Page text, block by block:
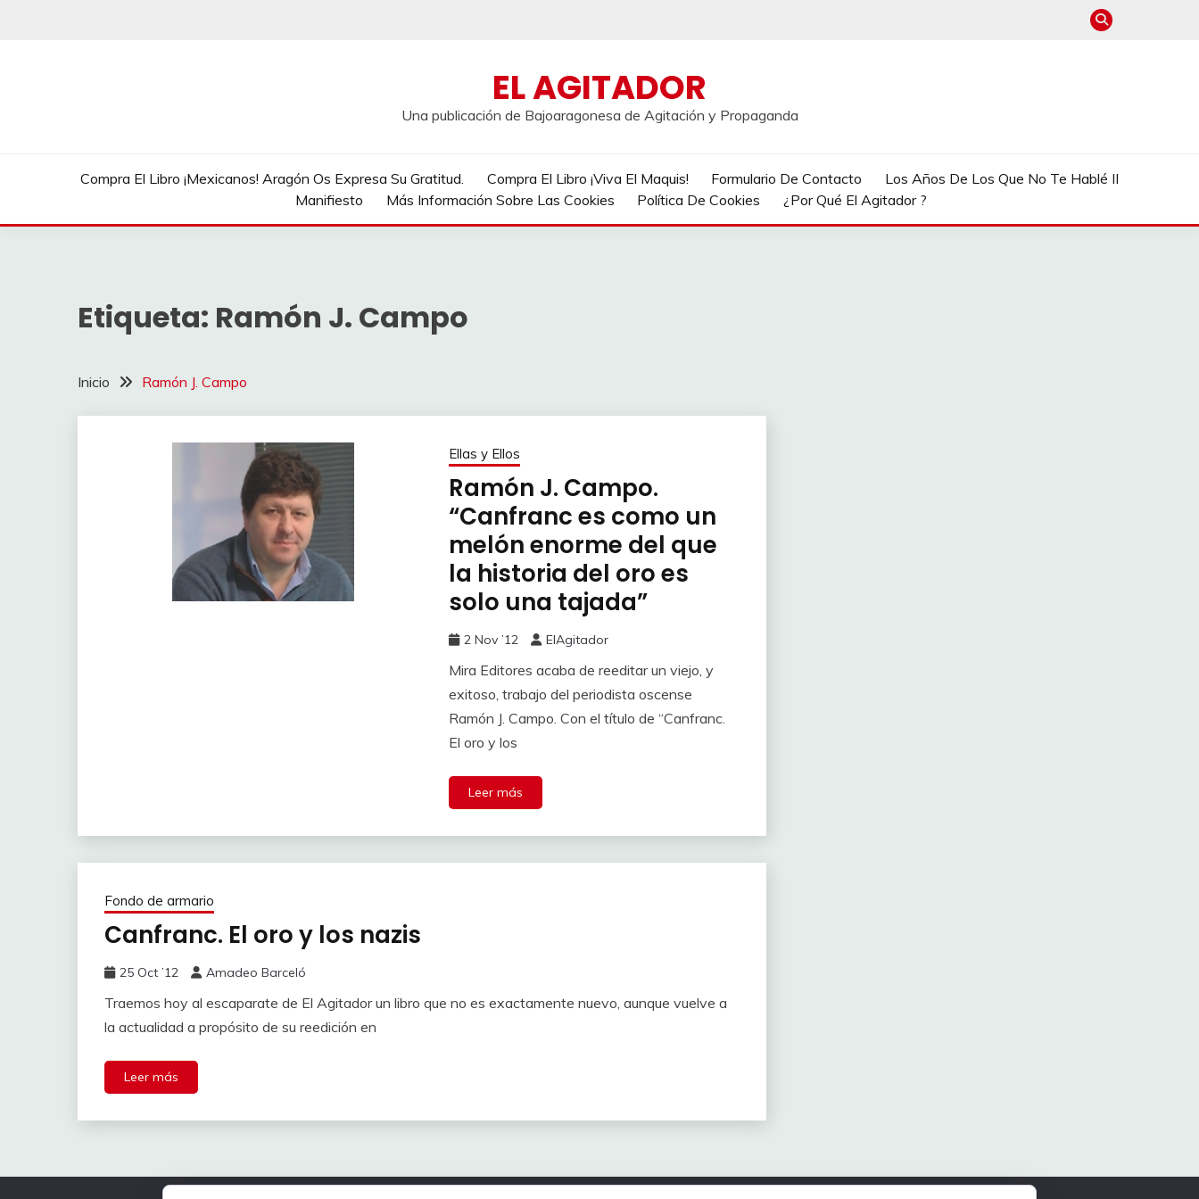
EL AGITADOR
Una publicación de Bajoaragonesa de Agitación y Propaganda
Compra El Libro ¡Mexicanos! Aragón Os Expresa Su Gratitud. Compra El Libro ¡Viva El Maquis! Formulario De Contacto
Los Años De Los Que No Te Hablé II
Manifiesto
Más Información Sobre Las Cookies Política De Cookies ¿Por Qué El Agitador ?
Etiqueta: Ramón J. Campo
Inicio Ramón J. Campo
Ellas y Ellos
Ramón J. Campo.
“Canfranc es como un
melón enorme del que
la historia del oro es
solo una tajada”
2 Nov ’12 ElAgitador
Mira Editores acaba de reeditar un viejo, y
exitoso, trabajo del periodista oscense
Ramón J. Campo. Con el título de “Canfranc.
El oro y los
Leer más
Fondo de armario
Canfranc. El oro y los nazis
25 Oct ’12 Amadeo Barceló
Traemos hoy al escaparate de El Agitador un libro que no es exactamente nuevo, aunque vuelve a
la actualidad a propósito de su reedición en
Leer más